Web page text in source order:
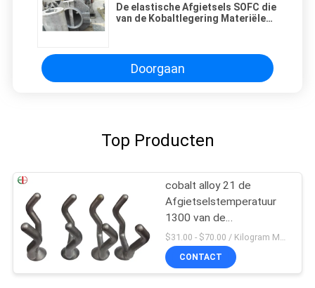
De elastische Afgietsels SOFC die
van de Kobaltlegering Materiële
verzegelen
Doorgaan
Top Producten
cobalt alloy 21 de
Afgietselstemperatuur
1300 van de
Kobaltlegering voor
Poedermetallurgie
CONTACT